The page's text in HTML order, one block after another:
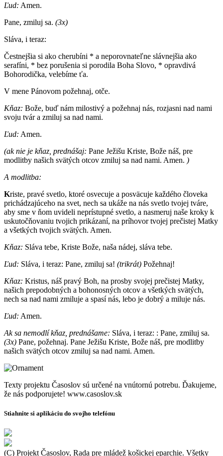
Ľud: Amen.
Pane, zmiluj sa. (3x)
Sláva, i teraz:
Čestnejšia si ako cherubíni * a neporovnateľne slávnejšia ako
serafíni, * bez porušenia si porodila Boha Slovo, * opravdivá
Bohorodička, velebíme ťa.
V mene Pánovom požehnaj, otče.
Kňaz: Bože, buď nám milostivý a požehnaj nás, rozjasni nad nami
svoju tvár a zmiluj sa nad nami.
Ľud: Amen.
(ak nie je kňaz, prednášaj: Pane Ježišu Kriste, Bože náš, pre
modlitby našich svätých otcov zmiluj sa nad nami. Amen. )
A modlitba:
Kriste, pravé svetlo, ktoré osvecuje a posväcuje každého človeka
prichádzajúceho na svet, nech sa ukáže na nás svetlo tvojej tváre,
aby sme v ňom uvideli neprístupné svetlo, a nasmeruj naše kroky k
uskutočňovaniu tvojich prikázaní, na príhovor tvojej prečistej Matky
a všetkých tvojich svätých. Amen.
Kňaz: Sláva tebe, Kriste Bože, naša nádej, sláva tebe.
Ľud: Sláva, i teraz: Pane, zmiluj sa! (trikrát) Požehnaj!
Kňaz: Kristus, náš pravý Boh, na prosby svojej prečistej Matky,
našich prepodobných a bohonosných otcov a všetkých svätých,
nech sa nad nami zmiluje a spasí nás, lebo je dobrý a miluje nás.
Ľud: Amen.
Ak sa nemodlí kňaz, prednášame: Sláva, i teraz: : Pane, zmiluj sa.
(3x) Pane, požehnaj. Pane Ježišu Kriste, Bože náš, pre modlitby
našich svätých otcov zmiluj sa nad nami. Amen.
Texty projektu Časoslov sú určené na vnútornú potrebu. Ďakujeme,
že nás podporujete! www.casoslov.sk
Stiahnite si aplikáciu do svojho telefónu
(C) Projekt Časoslov, Rada pre mládež košickej eparchie. Všetky